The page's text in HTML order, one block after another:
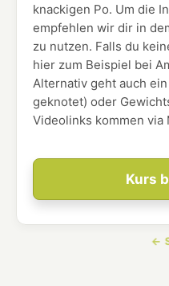
Kurs
knackigen Po. Um die
empfehlen wir dir in
zu nutzen. Falls du
hier zum Beispiel bei
Alternativ geht auch
geknotet) oder
Videolinks kommen via